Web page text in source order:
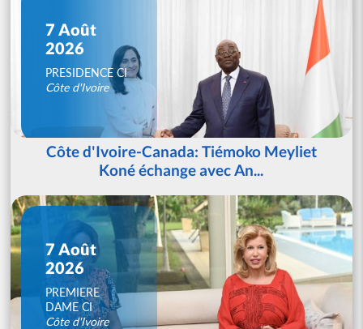
7 Août
2026
PRESIDENCE CI
Côte d'Ivoire
Côte d'Ivoire-Canada: Tiémoko Meyliet
Koné échange avec An...
7 Août
2026
PREMIERE
DAME CI
Côte d'Ivoire